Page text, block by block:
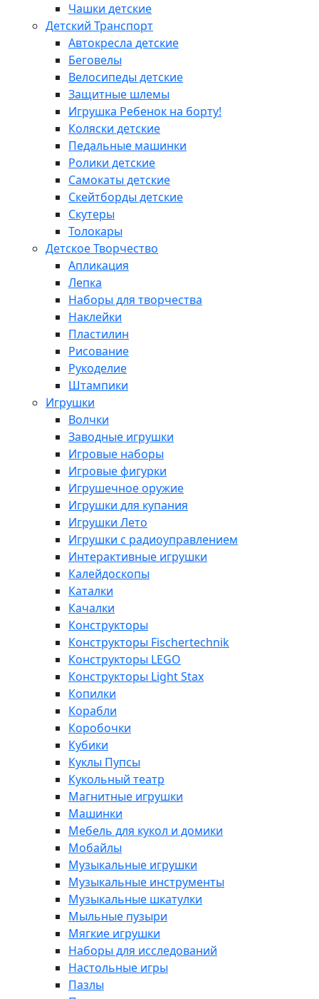
Чашки детские
Детский Транспорт
Автокресла детские
Беговелы
Велосипеды детские
Защитные шлемы
Игрушка Ребенок на борту!
Коляски детские
Педальные машинки
Ролики детские
Самокаты детские
Скейтборды детские
Скутеры
Толокары
Детское Творчество
Апликация
Лепка
Наборы для творчества
Наклейки
Пластилин
Рисование
Рукоделие
Штампики
Игрушки
Волчки
Заводные игрушки
Игровые наборы
Игровые фигурки
Игрушечное оружие
Игрушки для купания
Игрушки Лето
Игрушки с радиоуправлением
Интерактивные игрушки
Калейдоскопы
Каталки
Качалки
Конструкторы
Конструкторы Fisсhertechnik
Конструкторы LEGO
Конструкторы Light Stax
Копилки
Корабли
Коробочки
Кубики
Куклы Пупсы
Кукольный театр
Магнитные игрушки
Машинки
Мебель для кукол и домики
Мобайлы
Музыкальные игрушки
Музыкальные инструменты
Музыкальные шкатулки
Мыльные пузыри
Мягкие игрушки
Наборы для исследований
Настольные игры
Пазлы